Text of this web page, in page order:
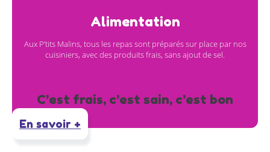
Alimentation
Aux P’tits Malins, tous les repas sont préparés sur place par nos
cuisiniers, avec des produits frais, sans ajout de sel.
C’est frais, c’est sain, c’est bon
En savoir +